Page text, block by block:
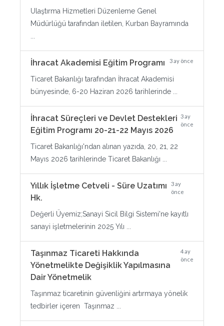
Ulaştırma Hizmetleri Düzenleme Genel
Müdürlüğü tarafından iletilen, Kurban Bayramında
İhracat Akademisi Eğitim Programı 3 ay önce
Ticaret Bakanlığı tarafından İhracat Akademisi
bünyesinde, 6-20 Haziran 2026 tarihlerinde ...
İhracat Süreçleri ve Devlet Destekleri
Eğitim Programı 20-21-22 Mayıs 2026
3 ay
önce
Ticaret Bakanlığı'ndan alınan yazıda, 20, 21, 22
Mayıs 2026 tarihlerinde Ticaret Bakanlığı ...
Yıllık İşletme Cetveli - Süre Uzatımı
Hk.
3 ay
önce
Değerli Üyemiz;Sanayi Sicil Bilgi Sistemi'ne kayıtlı
sanayi işletmelerinin 2025 Yılı ...
Taşınmaz Ticareti Hakkında
Yönetmelikte Değişiklik Yapılmasına
Dair Yönetmelik
4 ay
önce
Taşınmaz ticaretinin güvenliğini artırmaya yönelik
tedbirler içeren Taşınmaz ...